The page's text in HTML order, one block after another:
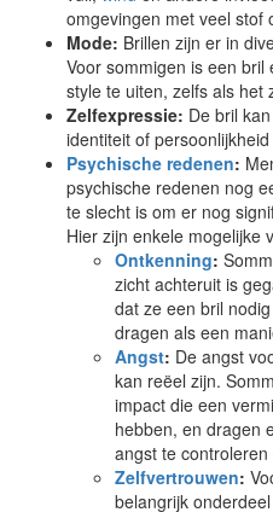
omgevingen met veel stof
Mode: Brillen zijn er in
Voor sommigen is een
style te uiten, zelfs als het
Zelfexpressie: De bril
identiteit of
Psychische redenen:
psychische redenen nog
te slecht is om er nog
Hier zijn enkele mogelijke
Ontkenning:
zicht achteruit is
dat ze een bril
dragen als een
Angst: De angst
kan reëel zijn.
impact die een
hebben, en dragen
angst te
Zelfvertrouwen:
belangrijk